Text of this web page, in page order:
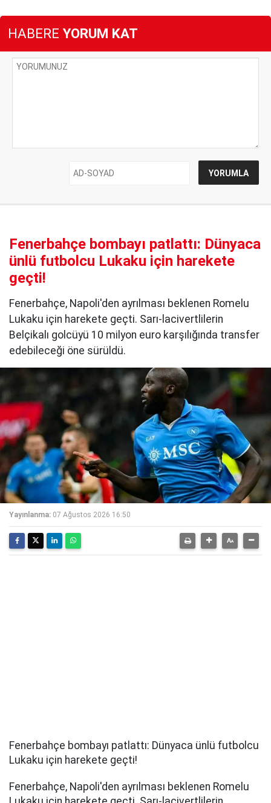
HABERE YORUM KAT
Fenerbahçe bombayı patlattı: Dünyaca
ünlü futbolcu Lukaku için harekete
geçti!
Fenerbahçe, Napoli'den ayrılması beklenen Romelu
Lukaku için harekete geçti. Sarı-lacivertlilerin
Belçikalı golcüyü 10 milyon euro karşılığında transfer
edebileceği öne sürüldü.
Yayınlanma: 07 Ağustos 2026 16:50
Fenerbahçe bombayı patlattı: Dünyaca ünlü futbolcu
Lukaku için harekete geçti!
Fenerbahçe, Napoli'den ayrılması beklenen Romelu